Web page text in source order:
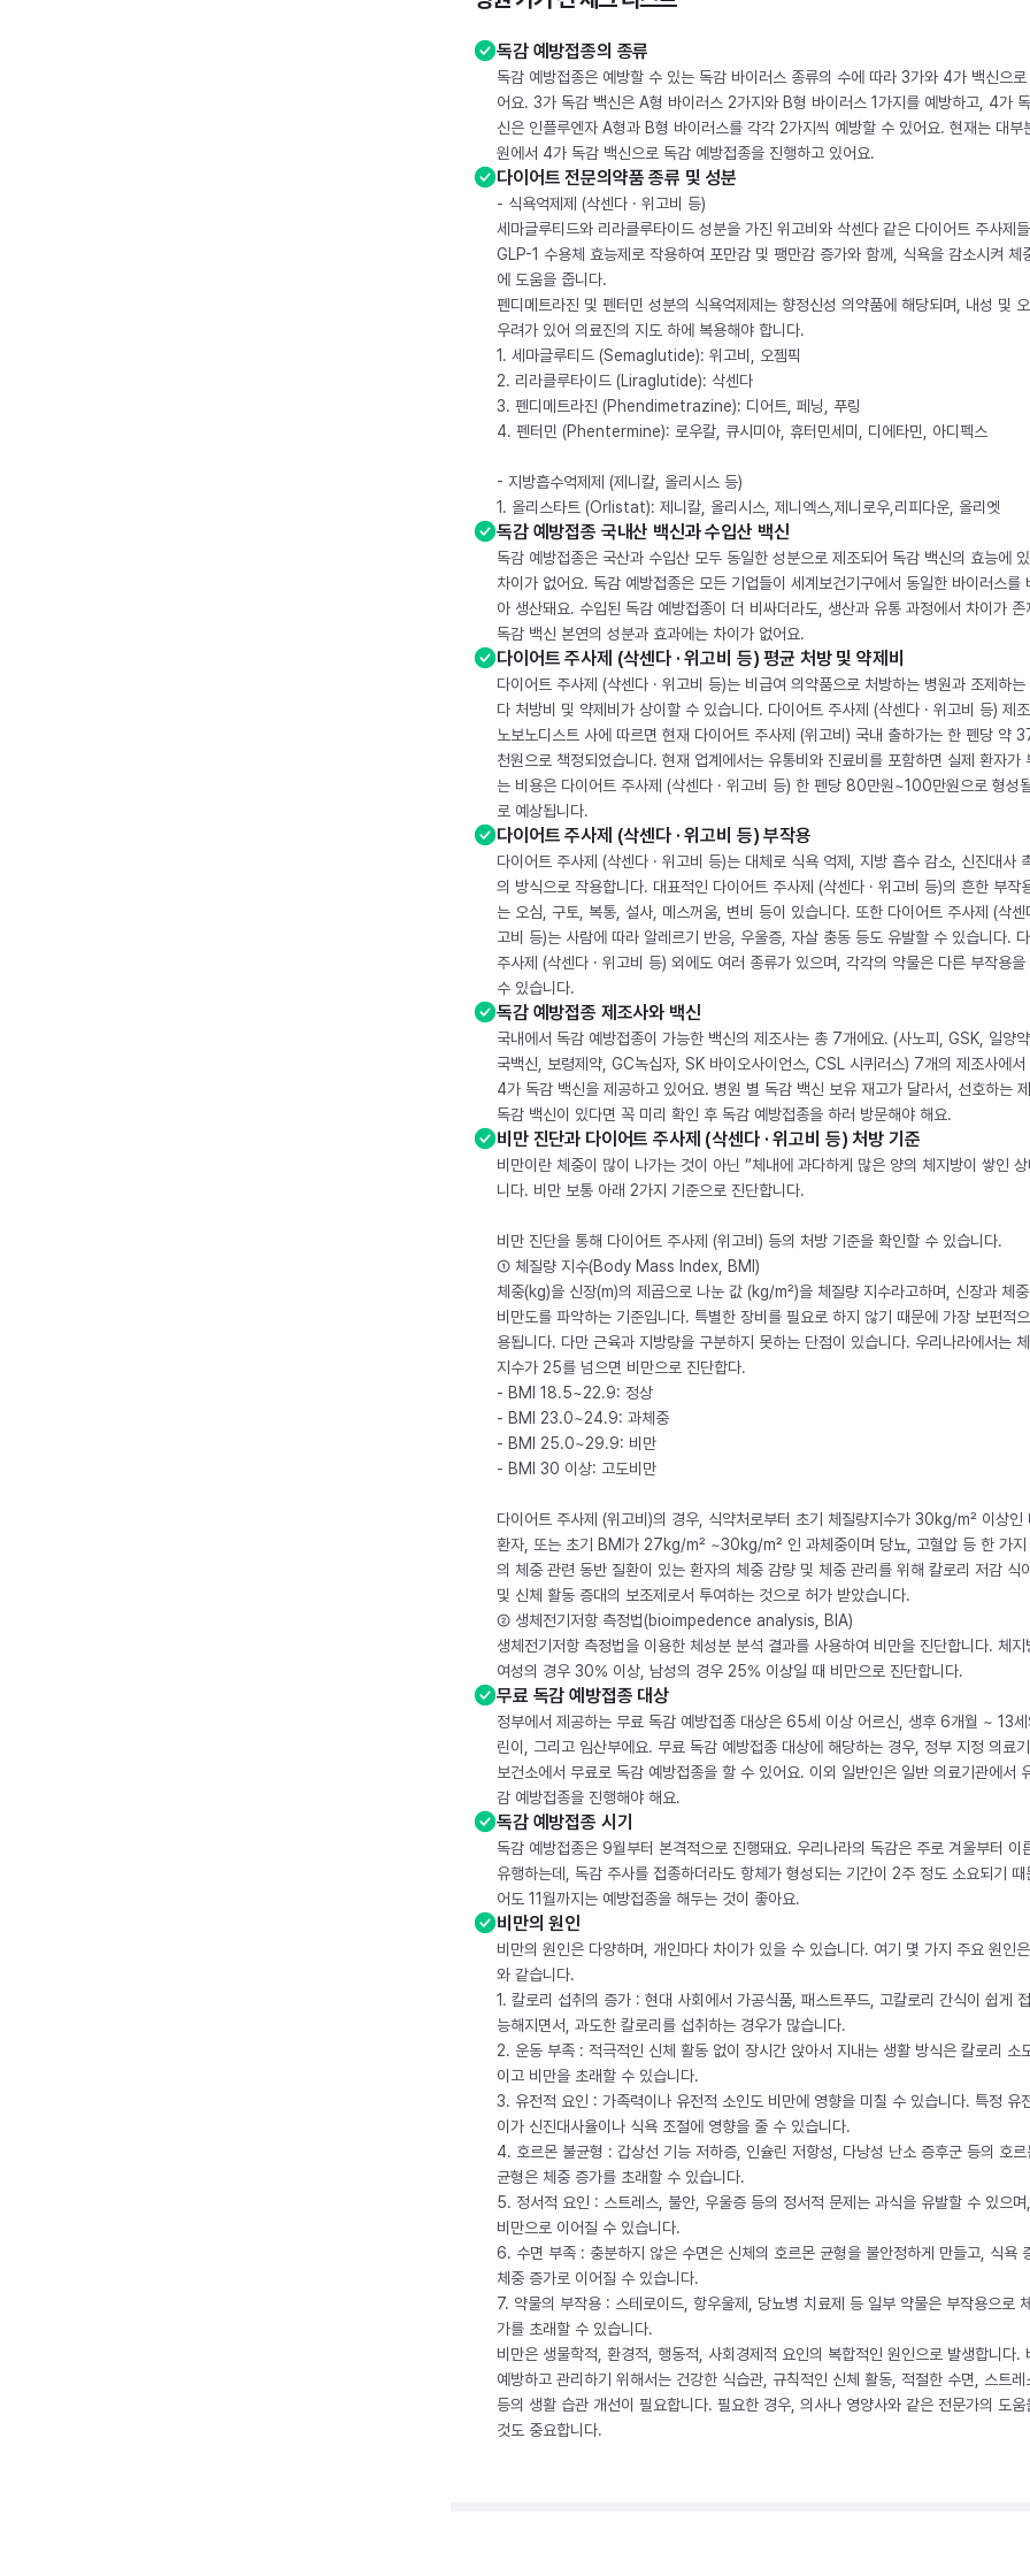
독감 예방접종의 종류
독감 예방접종은 예방할 수 있는 독감 바이러스 종류의 수에 따라 3가와 4가 백신으로
어요. 3가 독감 백신은 A형 바이러스 2가지와 B형 바이러스 1가지를 예방하고, 4가
신은 인플루엔자 A형과 B형 바이러스를 각각 2가지씩 예방할 수 있어요. 현재는 대부
원에서 4가 독감 백신으로 독감 예방접종을 진행하고 있어요.
다이어트 전문의약품 종류 및 성분
- 식욕억제제 (삭센다 · 위고비 등)
세마글루티드와 리라클루타이드 성분을 가진 위고비와 삭센다 같은 다이어트 주사제
GLP-1 수용체 효능제로 작용하여 포만감 및 팽만감 증가와 함께, 식욕을 감소시켜 체
에 도움을 줍니다.
펜디메트라진 및 펜터민 성분의 식욕억제제는 향정신성 의약품에 해당되며, 내성 및
우려가 있어 의료진의 지도 하에 복용해야 합니다.
1. 세마글루티드 (Semaglutide): 위고비, 오젬픽
2. 리라클루타이드 (Liraglutide): 삭센다
3. 펜디메트라진 (Phendimetrazine): 디어트, 페닝, 푸링
4. 펜터민 (Phentermine): 로우칼, 큐시미아, 휴터민세미, 디에타민, 아디펙스
- 지방흡수억제제 (제니칼, 올리시스 등)
1. 올리스타트 (Orlistat): 제니칼, 올리시스, 제니엑스,제니로우,리피다운, 올리엣
독감 예방접종 국내산 백신과 수입산 백신
독감 예방접종은 국산과 수입산 모두 동일한 성분으로 제조되어 독감 백신의 효능에
차이가 없어요. 독감 예방접종은 모든 기업들이 세계보건기구에서 동일한 바이러스를
아 생산돼요. 수입된 독감 예방접종이 더 비싸더라도, 생산과 유통 과정에서 차이가 존
독감 백신 본연의 성분과 효과에는 차이가 없어요.
다이어트 주사제 (삭센다 · 위고비 등) 평균 처방 및 약제비
다이어트 주사제 (삭센다 · 위고비 등)는 비급여 의약품으로 처방하는 병원과 조제하는
다 처방비 및 약제비가 상이할 수 있습니다. 다이어트 주사제 (삭센다 · 위고비 등) 제
노보노디스트 사에 따르면 현재 다이어트 주사제 (위고비) 국내 출하가는 한 펜당 약
천원으로 책정되었습니다. 현재 업계에서는 유통비와 진료비를 포함하면 실제 환자가
는 비용은 다이어트 주사제 (삭센다 · 위고비 등) 한 펜당 80만원~100만원으로 형성
로 예상됩니다.
다이어트 주사제 (삭센다 · 위고비 등) 부작용
다이어트 주사제 (삭센다 · 위고비 등)는 대체로 식욕 억제, 지방 흡수 감소, 신진대사
의 방식으로 작용합니다. 대표적인 다이어트 주사제 (삭센다 · 위고비 등)의 흔한 부작
는 오심, 구토, 복통, 설사, 메스꺼움, 변비 등이 있습니다. 또한 다이어트 주사제 (삭센
고비 등)는 사람에 따라 알레르기 반응, 우울증, 자살 충동 등도 유발할 수 있습니다.
주사제 (삭센다 · 위고비 등) 외에도 여러 종류가 있으며, 각각의 약물은 다른 부작용을
수 있습니다.
독감 예방접종 제조사와 백신
국내에서 독감 예방접종이 가능한 백신의 제조사는 총 7개에요. (사노피, GSK, 일양
국백신, 보령제약, GC녹십자, SK 바이오사이언스, CSL 시퀴러스) 7개의 제조사에서
4가 독감 백신을 제공하고 있어요. 병원 별 독감 백신 보유 재고가 달라서, 선호하는
독감 백신이 있다면 꼭 미리 확인 후 독감 예방접종을 하러 방문해야 해요.
비만 진단과 다이어트 주사제 (삭센다 · 위고비 등) 처방 기준
비만이란 체중이 많이 나가는 것이 아닌 “체내에 과다하게 많은 양의 체지방이 쌓인
니다. 비만 보통 아래 2가지 기준으로 진단합니다.
비만 진단을 통해 다이어트 주사제 (위고비) 등의 처방 기준을 확인할 수 있습니다.
① 체질량 지수(Body Mass Index, BMI)
체중(kg)을 신장(m)의 제곱으로 나눈 값 (kg/m²)을 체질량 지수라고하며, 신장과 체
비만도를 파악하는 기준입니다. 특별한 장비를 필요로 하지 않기 때문에 가장 보편적
용됩니다. 다만 근육과 지방량을 구분하지 못하는 단점이 있습니다. 우리나라에서는
지수가 25를 넘으면 비만으로 진단합다.
- BMI 18.5~22.9: 정상
- BMI 23.0~24.9: 과체중
- BMI 25.0~29.9: 비만
- BMI 30 이상: 고도비만
다이어트 주사제 (위고비)의 경우, 식약처로부터 초기 체질량지수가 30kg/m² 이상인
환자, 또는 초기 BMI가 27kg/m² ~30kg/m² 인 과체중이며 당뇨, 고혈압 등 한 가지
의 체중 관련 동반 질환이 있는 환자의 체중 감량 및 체중 관리를 위해 칼로리 저감 식
및 신체 활동 증대의 보조제로서 투여하는 것으로 허가 받았습니다.
② 생체전기저항 측정법(bioimpedence analysis, BIA)
생체전기저항 측정법을 이용한 체성분 분석 결과를 사용하여 비만을 진단합니다. 체지
여성의 경우 30% 이상, 남성의 경우 25% 이상일 때 비만으로 진단합니다.
무료 독감 예방접종 대상
정부에서 제공하는 무료 독감 예방접종 대상은 65세 이상 어르신, 생후 6개월 ~ 13
린이, 그리고 임산부에요. 무료 독감 예방접종 대상에 해당하는 경우, 정부 지정 의료
보건소에서 무료로 독감 예방접종을 할 수 있어요. 이외 일반인은 일반 의료기관에서
감 예방접종을 진행해야 해요.
독감 예방접종 시기
독감 예방접종은 9월부터 본격적으로 진행돼요. 우리나라의 독감은 주로 겨울부터 이
유행하는데, 독감 주사를 접종하더라도 항체가 형성되는 기간이 2주 정도 소요되기 때
어도 11월까지는 예방접종을 해두는 것이 좋아요.
비만의 원인
비만의 원인은 다양하며, 개인마다 차이가 있을 수 있습니다. 여기 몇 가지 주요 원인
와 같습니다.
1. 칼로리 섭취의 증가 : 현대 사회에서 가공식품, 패스트푸드, 고칼로리 간식이 쉽게
능해지면서, 과도한 칼로리를 섭취하는 경우가 많습니다.
2. 운동 부족 : 적극적인 신체 활동 없이 장시간 앉아서 지내는 생활 방식은 칼로리 소
이고 비만을 초래할 수 있습니다.
3. 유전적 요인 : 가족력이나 유전적 소인도 비만에 영향을 미칠 수 있습니다. 특정 유
이가 신진대사율이나 식욕 조절에 영향을 줄 수 있습니다.
4. 호르몬 불균형 : 갑상선 기능 저하증, 인슐린 저항성, 다낭성 난소 증후군 등의 호르
균형은 체중 증가를 초래할 수 있습니다.
5. 정서적 요인 : 스트레스, 불안, 우울증 등의 정서적 문제는 과식을 유발할 수 있으
비만으로 이어질 수 있습니다.
6. 수면 부족 : 충분하지 않은 수면은 신체의 호르몬 균형을 불안정하게 만들고, 식욕
체중 증가로 이어질 수 있습니다.
7. 약물의 부작용 : 스테로이드, 항우울제, 당뇨병 치료제 등 일부 약물은 부작용으로
가를 초래할 수 있습니다.
비만은 생물학적, 환경적, 행동적, 사회경제적 요인의 복합적인 원인으로 발생합니다.
예방하고 관리하기 위해서는 건강한 식습관, 규칙적인 신체 활동, 적절한 수면, 스트레
등의 생활 습관 개선이 필요합니다. 필요한 경우, 의사나 영양사와 같은 전문가의 도움
것도 중요합니다.